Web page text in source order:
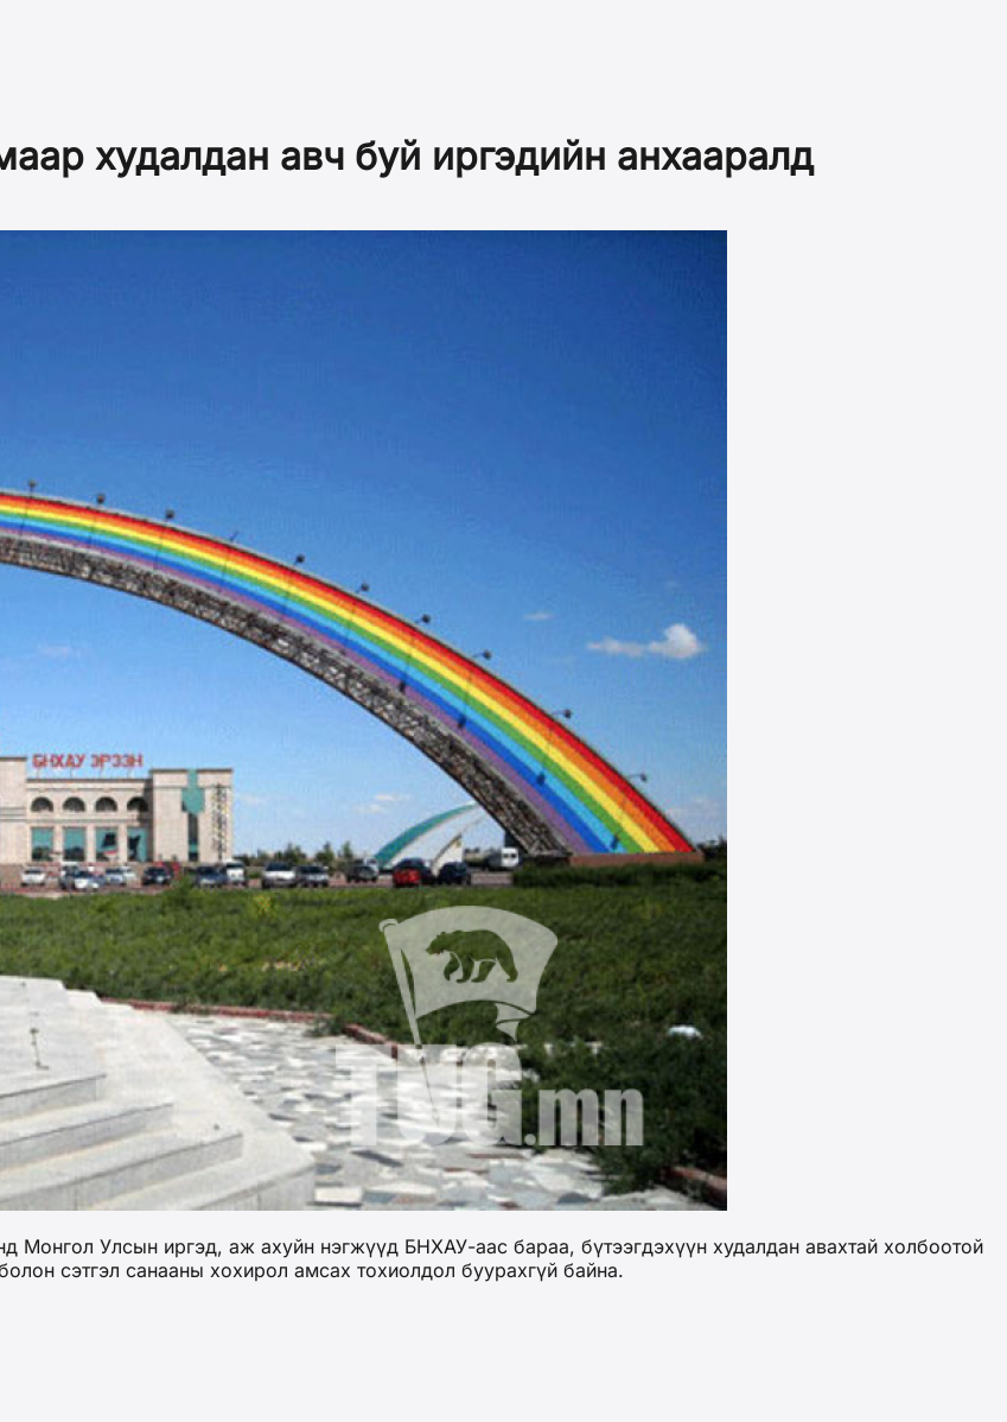
худалдан авч буй иргэдийн анхааралд
Монгол Улсын иргэд, аж ахуйн нэгжүүд БНХАУ-аас бараа, бүтээгдэхүүн худалдан авахтай холбоотой
сэтгэл санааны хохирол амсах тохиолдол буурахгүй байна.